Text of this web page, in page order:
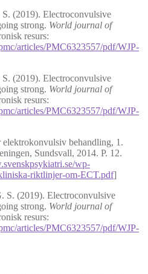
(2019). Electroconvulsive
strong. World journal of
resurs:
articles/PMC6323557/pdf/WJP-
(2019). Electroconvulsive
strong. World journal of
resurs:
articles/PMC6323557/pdf/WJP-
behandling, 1.
Sundsvall, 2014. P. 12.
wp-
riktlinjer-om-ECT.pdf]
S. (2019). Electroconvulsive
strong. World journal of
resurs:
articles/PMC6323557/pdf/WJP-